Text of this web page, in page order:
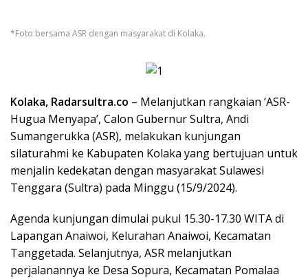
*Foto bersama ASR dengan masyarakat di Kolaka.
Kolaka, Radarsultra.co – Melanjutkan rangkaian ‘ASR-
Hugua Menyapa’, Calon Gubernur Sultra, Andi
Sumangerukka (ASR), melakukan kunjungan
silaturahmi ke Kabupaten Kolaka yang bertujuan untuk
menjalin kedekatan dengan masyarakat Sulawesi
Tenggara (Sultra) pada Minggu (15/9/2024).
Agenda kunjungan dimulai pukul 15.30-17.30 WITA di
Lapangan Anaiwoi, Kelurahan Anaiwoi, Kecamatan
Tanggetada. Selanjutnya, ASR melanjutkan
perjalanannya ke Desa Sopura, Kecamatan Pomalaa